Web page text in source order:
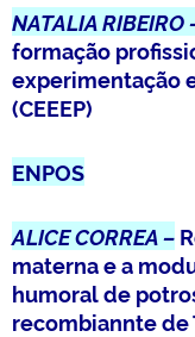
NATALIA RIBEIRO
formação
experimentação
(CEEEP)
ENPOS
ALICE CORREA –
materna e a
humoral de
recombiannte de